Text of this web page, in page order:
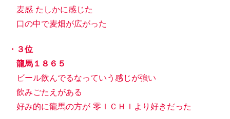
麦感 たしかに感じた
口の中で麦畑が広がった
・３位
龍馬１８６５
ビール飲んでるなっていう感じが強い
飲みごたえがある
好み的に龍馬の方が 零ＩＣＨＩより好きだった